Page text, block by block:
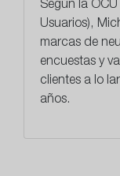
Según la
Usuarios),
marcas de
encuestas y
clientes a lo
años.